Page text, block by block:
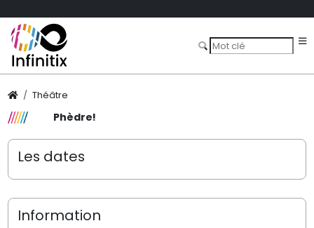
Théâtre
Phèdre!
Les dates
Information